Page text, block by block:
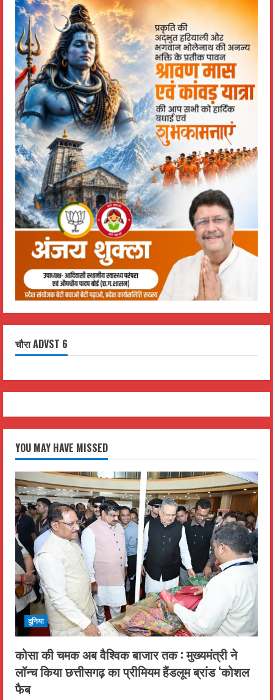
चौरा ADVST 6
YOU MAY HAVE MISSED
दुनिया
कोसा की चमक अब वैश्विक बाजार तक : मुख्यमंत्री ने
लॉन्च किया छत्तीसगढ़ का प्रीमियम हैंडलूम ब्रांड ‘कोशल
फैब